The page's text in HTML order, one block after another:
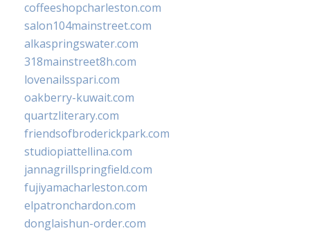
coffeeshopcharleston.com
salon104mainstreet.com
alkaspringswater.com
318mainstreet8h.com
lovenailsspari.com
oakberry-kuwait.com
quartzliterary.com
friendsofbroderickpark.com
studiopiattellina.com
jannagrillspringfield.com
fujiyamacharleston.com
elpatronchardon.com
donglaishun-order.com